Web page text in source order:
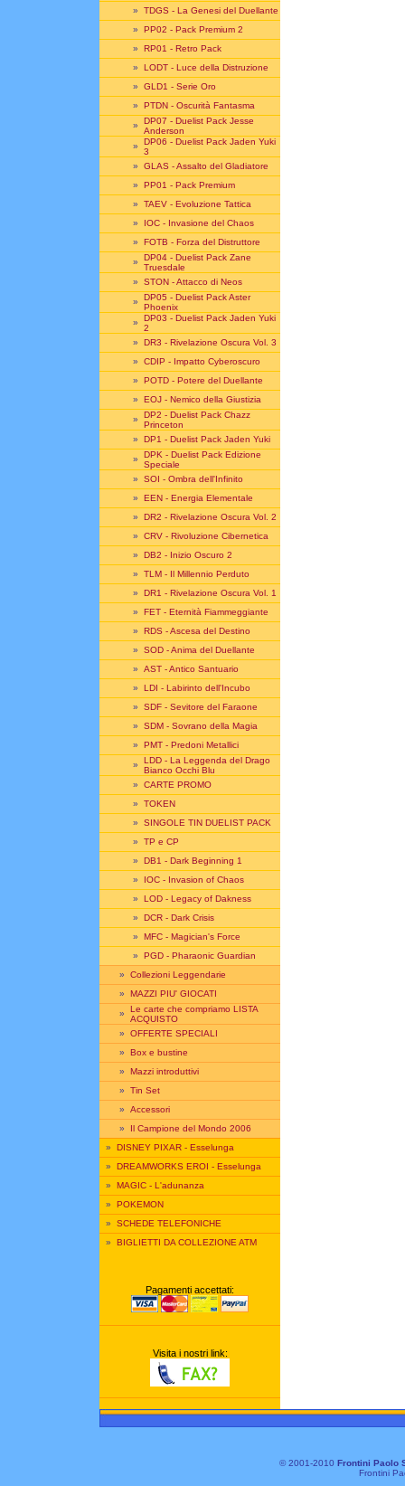
» TDGS - La Genesi del Duellante
» PP02 - Pack Premium 2
» RP01 - Retro Pack
» LODT - Luce della Distruzione
» GLD1 - Serie Oro
» PTDN - Oscurità Fantasma
» DP07 - Duelist Pack Jesse
Anderson
» DP06 - Duelist Pack Jaden Yuki
3
» GLAS - Assalto del Gladiatore
» PP01 - Pack Premium
» TAEV - Evoluzione Tattica
» IOC - Invasione del Chaos
» FOTB - Forza del Distruttore
» DP04 - Duelist Pack Zane
Truesdale
» STON - Attacco di Neos
» DP05 - Duelist Pack Aster
Phoenix
» DP03 - Duelist Pack Jaden Yuki
2
» DR3 - Rivelazione Oscura Vol. 3
» CDIP - Impatto Cyberoscuro
» POTD - Potere del Duellante
» EOJ - Nemico della Giustizia
» DP2 - Duelist Pack Chazz
Princeton
» DP1 - Duelist Pack Jaden Yuki
» DPK - Duelist Pack Edizione
Speciale
» SOI - Ombra dell'Infinito
» EEN - Energia Elementale
» DR2 - Rivelazione Oscura Vol. 2
» CRV - Rivoluzione Cibernetica
» DB2 - Inizio Oscuro 2
» TLM - Il Millennio Perduto
» DR1 - Rivelazione Oscura Vol. 1
» FET - Eternità Fiammeggiante
» RDS - Ascesa del Destino
» SOD - Anima del Duellante
» AST - Antico Santuario
» LDI - Labirinto dell'Incubo
» SDF - Sevitore del Faraone
» SDM - Sovrano della Magia
» PMT - Predoni Metallici
» LDD - La Leggenda del Drago
Bianco Occhi Blu
» CARTE PROMO
» TOKEN
» SINGOLE TIN DUELIST PACK
» TP e CP
» DB1 - Dark Beginning 1
» IOC - Invasion of Chaos
» LOD - Legacy of Dakness
» DCR - Dark Crisis
» MFC - Magician's Force
» PGD - Pharaonic Guardian
» Collezioni Leggendarie
» MAZZI PIU' GIOCATI
» Le carte che compriamo LISTA
ACQUISTO
» OFFERTE SPECIALI
» Box e bustine
» Mazzi introduttivi
» Tin Set
» Accessori
» Il Campione del Mondo 2006
» DISNEY PIXAR - Esselunga
» DREAMWORKS EROI - Esselunga
» MAGIC - L'adunanza
» POKEMON
» SCHEDE TELEFONICHE
» BIGLIETTI DA COLLEZIONE ATM
Pagamenti accettati:
Visita i nostri link:
© 2001-2010 Frontini Paolo
Frontini